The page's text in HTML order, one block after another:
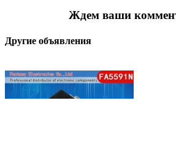
Ждем ваши
Другие объявления